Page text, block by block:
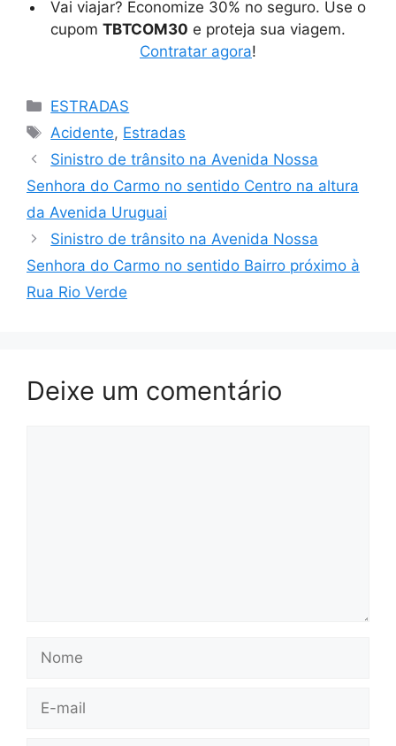
Vai viajar? Economize 30% no seguro. Use o
cupom TBTCOM30 e proteja sua viagem.
Contratar agora!
Categorias
ESTRADAS
Tags
Acidente, Estradas
Sinistro de trânsito na Avenida Nossa
Senhora do Carmo no sentido Centro na altura
da Avenida Uruguai
Sinistro de trânsito na Avenida Nossa
Senhora do Carmo no sentido Bairro próximo à
Rua Rio Verde
Deixe um comentário
mail